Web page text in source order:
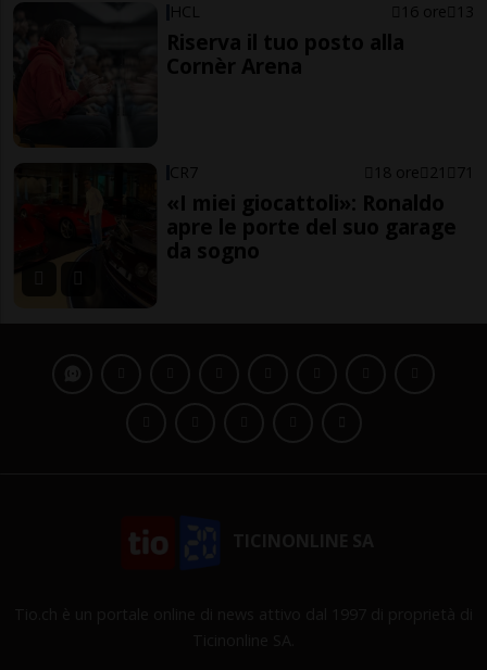
HCL 16 ore 13
Riserva il tuo posto alla
Cornèr Arena
CR7 18 ore 21 71
«I miei giocattoli»: Ronaldo
apre le porte del suo garage
da sogno